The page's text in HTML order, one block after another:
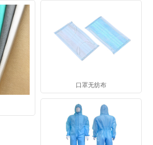
口罩无纺布